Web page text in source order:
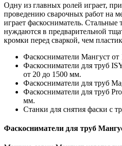
Одну из главных ролей играет,
проведению сварочных работ на
играет фаскосниматель.
нуждаются в предварительной
кромки перед сваркой, чем
Фаскосниматели Мангуст от
Фаскосниматели для труб
от 20 до 1500 мм.
Фаскосниматели для труб
Фаскосниматели для труб
мм.
Станки для снятия фаски с
Фаскосниматели для труб